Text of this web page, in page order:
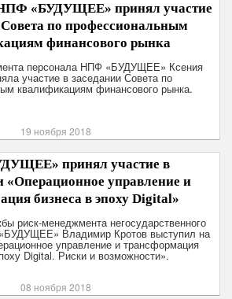
«БУДУЩЕЕ» принял участие
Совета по профессиональным
финансового рынка
персонала НПФ «БУДУЩЕЕ» Ксения
участие в заседании Совета по
квалификациям финансового рынка.
19 ноября 2018
принял участие в
«Операционное управление и
бизнеса в эпоху Digital»
риск-менеджмента негосударственного
Владимир Кротов выступил на
управление и трансформация
Digital. Риски и возможности».
08 ноября 2018